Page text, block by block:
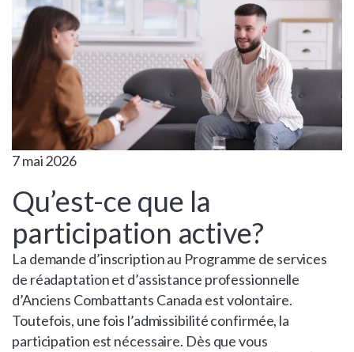
7 mai 2026
Qu’est-ce que la
participation active?
La demande d’inscription au Programme de services
de réadaptation et d’assistance professionnelle
d’Anciens Combattants Canada est volontaire.
Toutefois, une fois l’admissibilité confirmée, la
participation est nécessaire. Dès que vous